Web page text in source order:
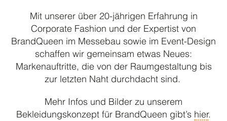
Mit unserer über 20-jährigen Erfahrung in
Corporate Fashion und der Expertist von
BrandQueen im Messebau sowie im Event-Design
schaffen wir gemeinsam etwas Neues:
Markenauftritte, die von der Raumgestaltung bis
zur letzten Naht durchdacht sind.
Mehr Infos und Bilder zu unserem
Bekleidungskonzept für BrandQueen gibt’s hier.